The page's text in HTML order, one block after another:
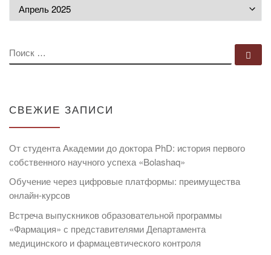
ПОИСК
СВЕЖИЕ ЗАПИСИ
От студента Академии до доктора PhD: история первого
собственного научного успеха «Bolashaq»
Обучение через цифровые платформы: преимущества
онлайн-курсов
Встреча выпускников образовательной программы
«Фармация» с представителями Департамента
медицинского и фармацевтического контроля